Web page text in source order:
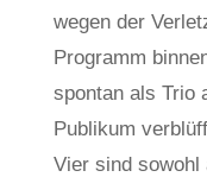
wegen der
Programm
spontan als Trio
Publikum
Vier sind